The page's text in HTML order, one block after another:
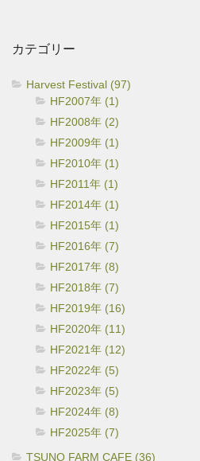
ブ
カテゴリー
Harvest Festival (97)
HF2007年 (1)
HF2008年 (2)
HF2009年 (1)
HF2010年 (1)
HF2011年 (1)
HF2014年 (1)
HF2015年 (1)
HF2016年 (7)
HF2017年 (8)
HF2018年 (7)
HF2019年 (16)
HF2020年 (11)
HF2021年 (12)
HF2022年 (5)
HF2023年 (5)
HF2024年 (8)
HF2025年 (7)
TSUNO FARM CAFE (36)